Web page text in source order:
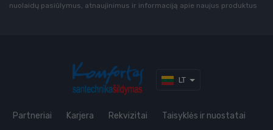
nuolaidų pasiūlymus, atnaujinimus ir informaciją apie naujus produktus
LT
Partneriai Karjera Rekvizitai Taisyklės ir nuostatai